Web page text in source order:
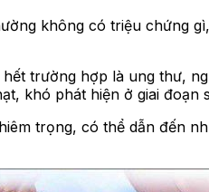
không có triệu chứng
trường hợp là ung thư,
khó phát hiện ở giai đoạn
trọng, có thể dẫn đến